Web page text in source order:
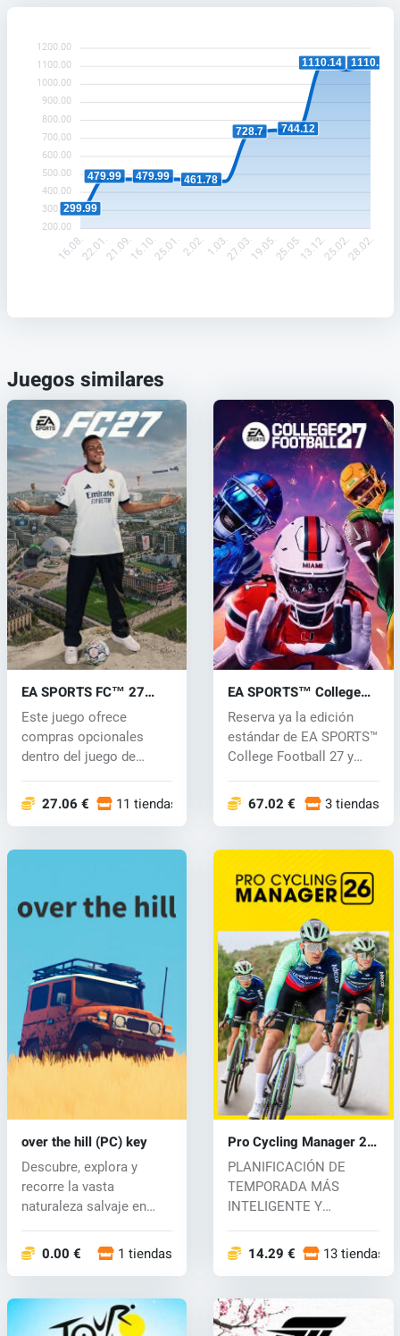
1200.00
1100.00
1000.00
900.00
800.00
700.00
600.00
500.00
400.00
300.00
200.00
299.99
479.99 479.99 461.78
728.7 744.12
1110.14 1110.14
16.08.22.01.21.09.16.10.25.01.2.02.1.03.27.03.19.05.25.05.13.12.25.02.28.02.
Juegos similares
EA SPORTS FC™ 27
(PC) key
Este juego ofrece
compras opcionales
dentro del juego de
27.06 € 11 tiendas
EA SPORTS™ College
Football 27 (PC) key
Reserva ya la edición
estándar de EA SPORTS™
College Football 27 y
67.02 € 3 tiendas
over the hill (PC) key
Descubre, explora y
recorre la vasta
naturaleza salvaje en
0.00 € 1 tiendas
Pro Cycling Manager 26
(PC) key
PLANIFICACIÓN DE
TEMPORADA MÁS
INTELIGENTE Y
Cycling Man...
14.29 € 13 tiendas